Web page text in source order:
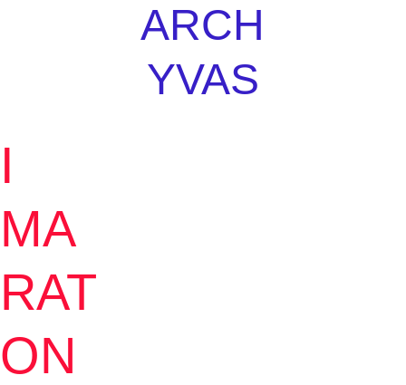
ARCH
YVAS
I
MA
RAT
ON